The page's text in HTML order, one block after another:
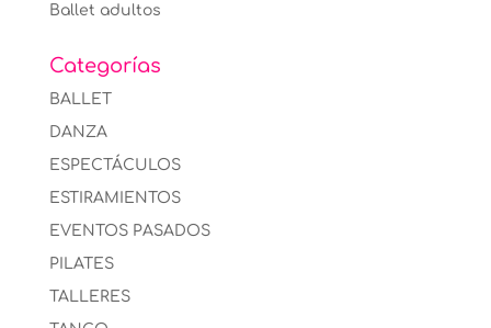
Ballet adultos
Categorías
BALLET
DANZA
ESPECTÁCULOS
ESTIRAMIENTOS
EVENTOS PASADOS
PILATES
TALLERES